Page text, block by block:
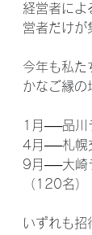
経営者によ
営者だけが
今年も私た
かなご縁の
1月──品川
4月──札幌
9月──大崎
（120名）
いずれも招